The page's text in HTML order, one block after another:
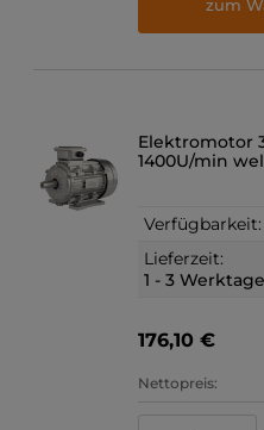
zum
Elektromotor
1400U/min
Verfügbarkeit:
Lieferzeit:
1 - 3
176,10 €
Nettopreis: